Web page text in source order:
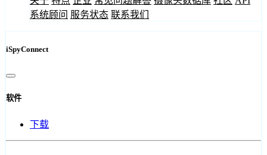
系统顾问 服务状态 联系我们
iSpyConnect
软件
下载